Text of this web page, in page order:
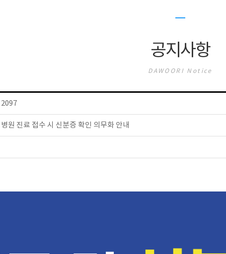
공지사항
DAWOORI Notice
2097
병원 진료 접수 시 신분증 확인 의무화 안내